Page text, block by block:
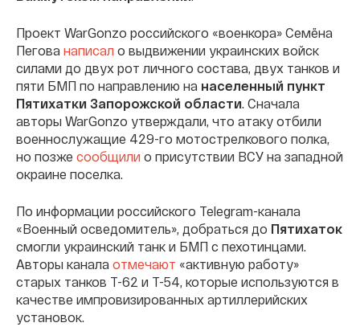
Проект WarGonzo российского «военкора» Семёна
Пегова написал о выдвижении украинских войск
силами до двух рот личного состава, двух танков и
пяти БМП по направлению на населенный пункт
Пятихатки Запорожской области. Сначала
авторы WarGonzo утверждали, что атаку отбили
военнослужащие 429-го мотострелкового полка,
но позже сообщили о присутствии ВСУ на западной
окраине поселка.
По информации российского Telegram-канала
«Военный осведомитель», добраться до Пятихаток
смогли украинский танк и БМП с пехотинцами.
Авторы канала отмечают «активную работу»
старых танков Т-62 и Т-54, которые используются в
качестве импровизированных артиллерийских
установок.